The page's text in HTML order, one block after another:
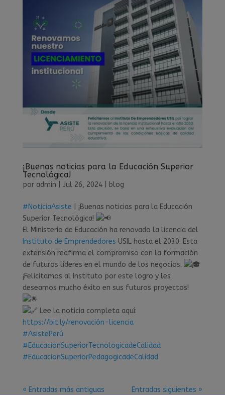
¡Buenas noticias para la Educación Superior
Tecnológica!
por admin Jul 26, 2024| blog
#NoticiaAsiste | ¡Buenas noticias para la Educación
Superior Tecnológica!
El Ministerio de Educación ha renovado la licencia del
Instituto de Emprendedores USIL hasta el 2030. Esta
extensión reafirma el compromiso con la formación
de futuros líderes en el mundo de los negocios.
¡Felicitamos al Instituto por este logro y les
deseamos mucho éxito en sus futuros proyectos!
Lee la noticia completa aquí:
https://bit.ly/renovación-licencia
#AsistePerú
#EducacionSuperiorTecnologicadeCalidad
#EducacionSuperiorPedagogicadeCalidad
« Entradas más antiguas Entradas siguientes »